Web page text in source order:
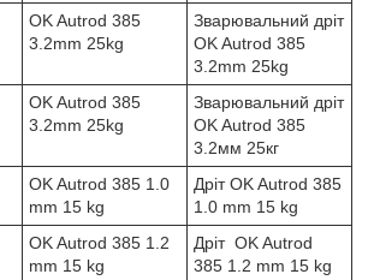
OK Autrod 385
3.2mm 25kg
Зварювальний дріт
OK Autrod 385
3.2mm 25kg
OK Autrod 385
3.2mm 25kg
Зварювальний дріт
OK Autrod 385
3.2мм 25кг
OK Autrod 385 1.0
mm 15 kg
Дріт OK Autrod 385
1.0 mm 15 kg
OK Autrod 385 1.2
mm 15 kg
Дріт OK Autrod
385 1.2 mm 15 kg